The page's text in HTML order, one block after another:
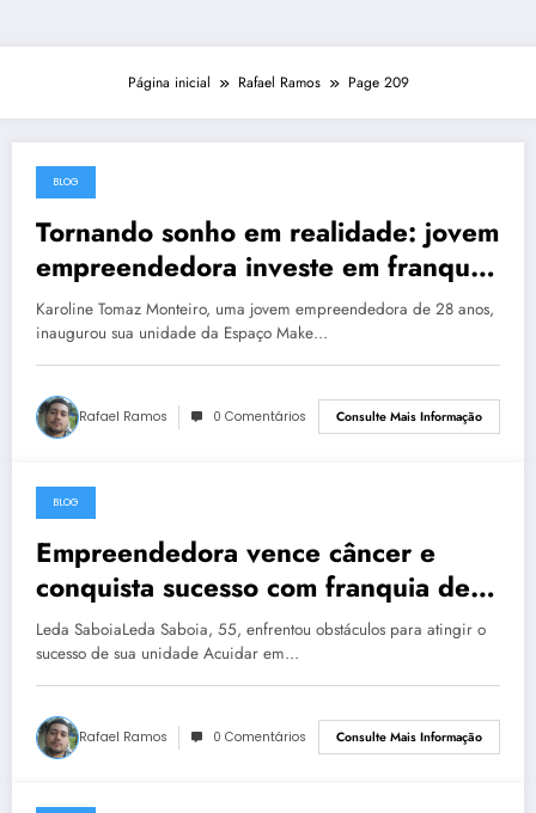
Página inicial Rafael Ramos Page 209
27 de maio de 2023
BLOG
Tornando sonho em realidade: jovem
empreendedora investe em franquia
de maquiagens e alcança sucesso
Karoline Tomaz Monteiro, uma jovem empreendedora de 28 anos,
inaugurou sua unidade da Espaço Make…
Rafael Ramos 0 Comentários Consulte Mais Informação
27 de maio de 2023
BLOG
Empreendedora vence câncer e
conquista sucesso com franquia de
cuidadores
Leda SaboiaLeda Saboia, 55, enfrentou obstáculos para atingir o
sucesso de sua unidade Acuidar em…
Rafael Ramos 0 Comentários Consulte Mais Informação